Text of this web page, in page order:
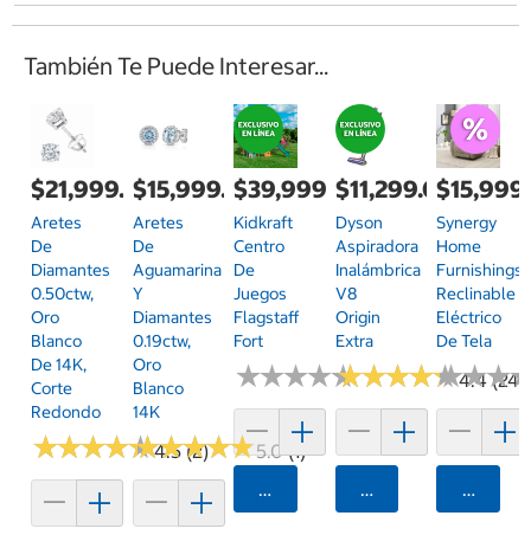
También Te Puede Interesar...
$21,999.00
Aretes
De
Diamantes
0.50ctw,
Oro
Blanco
De 14K,
Corte
Redondo
★★★★★
★★★★★4.5 (2)
$15,999.00
Aretes
De
Aguamarina
Y
Diamantes
0.19ctw,
Oro
Blanco
14K
★★★★★
★★★★★5.0 (1)
$39,999.00
Kidkraft
Centro
De
Juegos
Flagstaff
Fort
★★★★★
★★★★★
Agregar
$11,299.00
Dyson
Aspiradora
Inalámbrica
V8
Origin
Extra
★★★★★
★★★★★4.4 (24)
Agregar
Synergy
Home
Furnishings,
Reclinable
Eléctrico
De Tela
★★★
★★★